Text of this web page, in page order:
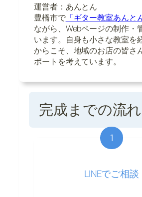
運営者：あんとん
豊橋市で「ギター教室あんと
ながら、Webページの制作・
います。自身も小さな教室を
からこそ、地域のお店の皆さ
ポートを考えています。
完成までの流れ
1
LINEでご相談